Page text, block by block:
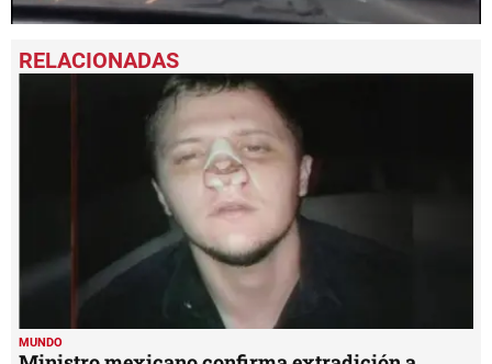
seconds
of
MUNDO